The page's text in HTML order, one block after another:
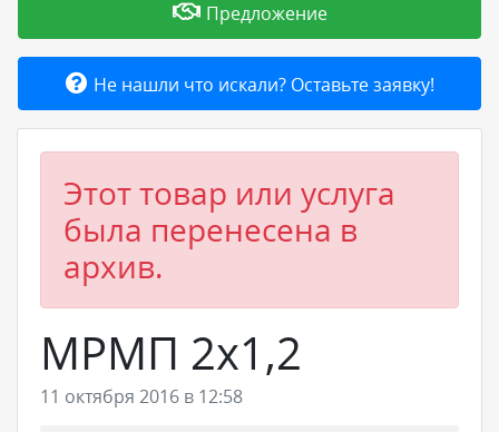
Товары и услуги
Добавить товар или услугу
Предложение
Не нашли что искали? Оставьте заявку!
Этот товар или услуга
была перенесена в
архив.
МРМП 2х1,2
11 октября 2016 в 12:58